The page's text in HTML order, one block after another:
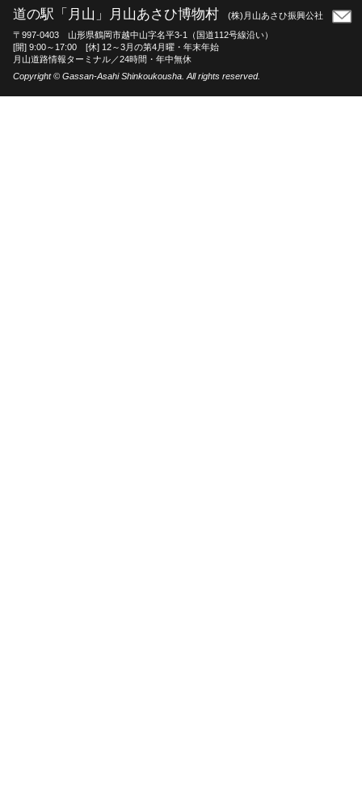
道の駅「月山」月山あさひ博物村 (株)月山あさひ振興公社
〒997-0403 山形県鶴岡市越中山字名平3-1（国道112号線沿い）
[開] 9:00～17:00 [休] 12～3月の第4月曜・年末年始
月山道路情報ターミナル／24時間・年中無休
Copyright © Gassan-Asahi Shinkoukousha. All rights reserved.